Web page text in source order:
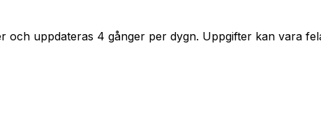
uppdateras 4 gånger per dygn. Uppgifter kan vara